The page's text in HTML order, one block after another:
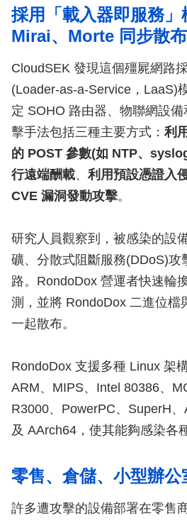
採用「載入器即服務」
Mirai、Morte 同步散布
CloudSEK 發現這個殭屍網路
(Loader-as-a-Service，LaaS)
定 SOHO 路由器、物聯網設
擊手法包括三種主要方式： 利
的 POST 參數(如 NTP、
行遠端酬載、 利用預設憑證入
CVE 漏洞發動攻擊。
研究人員觀察到，被感染的設
礦、分散式阻斷服務(DDoS)攻
路。RondoDox 營運者快速輪
測，並將 RondoDox 二進位檔
一起散布。
RondoDox 支援多種 Linux 架
ARM、MIPS、Intel 80386、
R3000、PowerPC、SuperH
及 AArch64，使其能夠感染各
零售、倉儲、小型辦
許多遭攻擊的設備部署在零售